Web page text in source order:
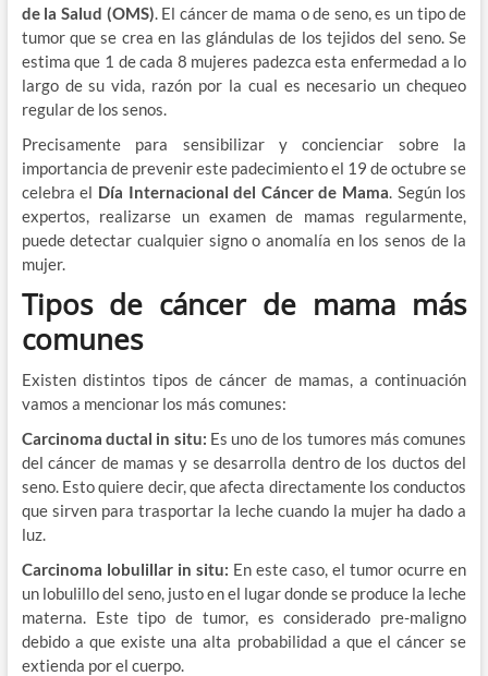
de la Salud (OMS). El cáncer de mama o de seno, es un tipo de
tumor que se crea en las glándulas de los tejidos del seno. Se
estima que 1 de cada 8 mujeres padezca esta enfermedad a lo
largo de su vida, razón por la cual es necesario un chequeo
regular de los senos.
Precisamente para sensibilizar y concienciar sobre la
importancia de prevenir este padecimiento el 19 de octubre se
celebra el Día Internacional del Cáncer de Mama. Según los
expertos, realizarse un examen de mamas regularmente,
puede detectar cualquier signo o anomalía en los senos de la
mujer.
Tipos de cáncer de mama más
comunes
Existen distintos tipos de cáncer de mamas, a continuación
vamos a mencionar los más comunes:
Carcinoma ductal in situ: Es uno de los tumores más comunes
del cáncer de mamas y se desarrolla dentro de los ductos del
seno. Esto quiere decir, que afecta directamente los conductos
que sirven para trasportar la leche cuando la mujer ha dado a
luz.
Carcinoma lobulillar in situ: En este caso, el tumor ocurre en
un lobulillo del seno, justo en el lugar donde se produce la leche
materna. Este tipo de tumor, es considerado pre-maligno
debido a que existe una alta probabilidad a que el cáncer se
extienda por el cuerpo.